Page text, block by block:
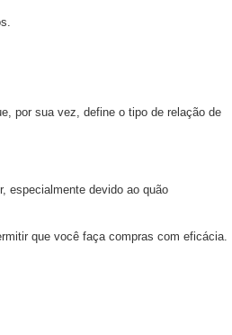
por sua vez, define o tipo de relação de
especialmente devido ao quão
que você faça compras com eficácia.